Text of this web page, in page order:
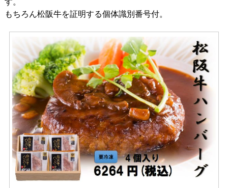
もちろん松阪牛を証明する個体識別番号付。